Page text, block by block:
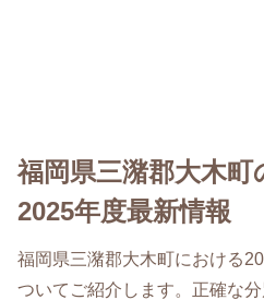
福岡県三潴郡大木町
2025年度最新情報
福岡県三潴郡大木町における
ついてご紹介します。正確な